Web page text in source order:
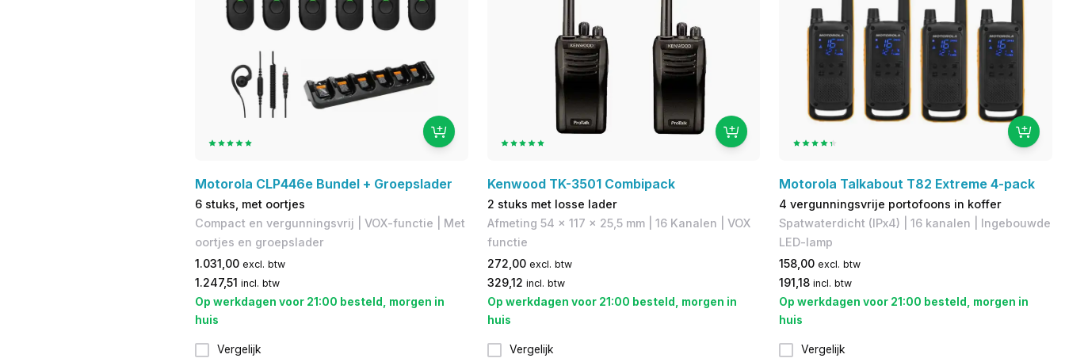
Motorola CLP446e Bundel + Groepslader
6 stuks, met oortjes
Compact en vergunningsvrij | VOX-functie | Met
oortjes en groepslader
1.031,00 excl. btw
1.247,51 incl. btw
Op werkdagen voor 21:00 besteld, morgen in
huis
Vergelijk
Kenwood TK-3501 Combipack
2 stuks met losse lader
Afmeting 54 x 117 x 25,5 mm | 16 Kanalen | VOX
functie
272,00 excl. btw
329,12 incl. btw
Op werkdagen voor 21:00 besteld, morgen in
huis
Vergelijk
Motorola Talkabout T82 Extreme 4-pack
4 vergunningsvrije portofoons in koffer
Spatwaterdicht (IPx4) | 16 kanalen | Ingebouwde
LED-lamp
158,00 excl. btw
191,18 incl. btw
Op werkdagen voor 21:00 besteld, morgen in
huis
Vergelijk